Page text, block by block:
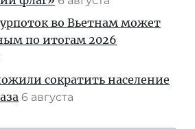
во Вьетнам может
по итогам 2026
сократить население
6 августа